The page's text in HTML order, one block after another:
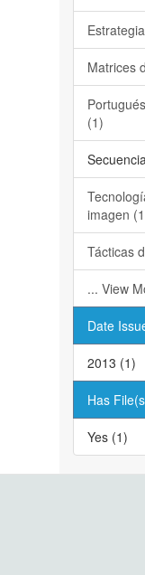
Matrices
(1)
imagen
Tácticas
... View
Date
2013 (1)
Has
Yes (1)